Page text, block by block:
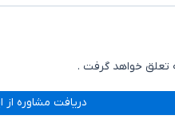
تعلق خواهد گرفت .
دریافت مشاوره از